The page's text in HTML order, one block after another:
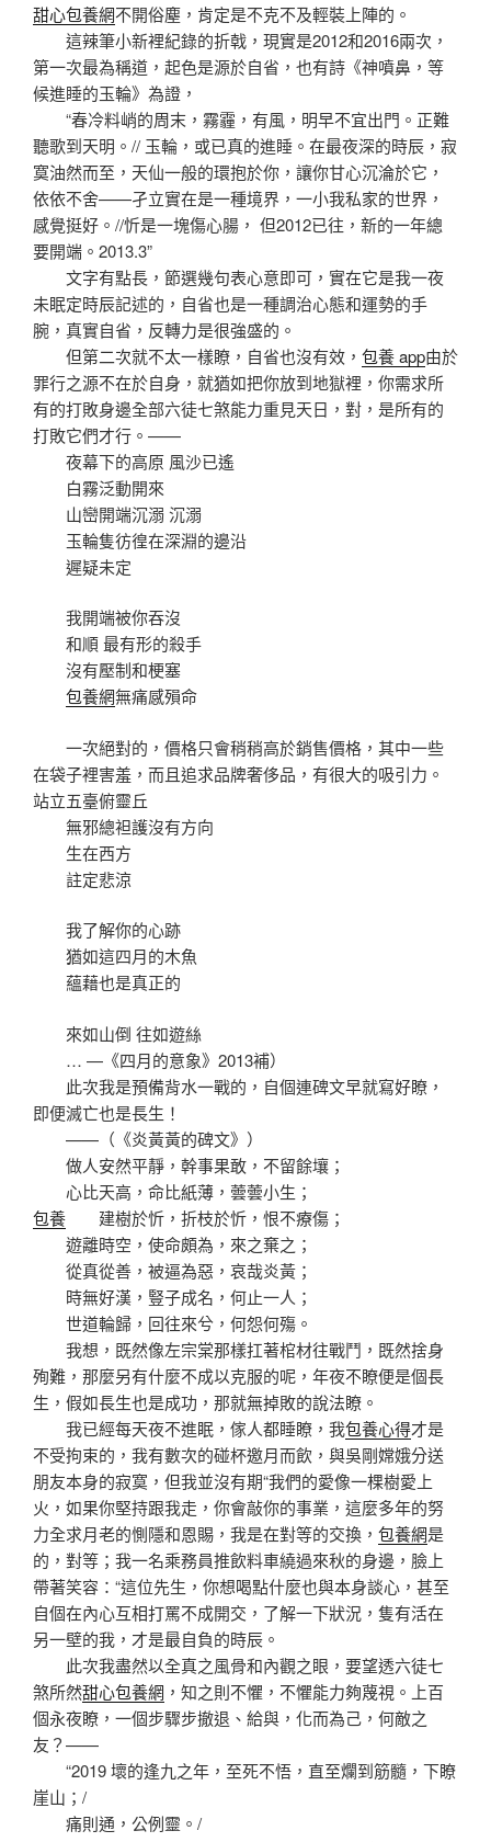
甜心包養網不開俗塵，肯定是不克不及輕裝上陣的。
這辣筆小新裡紀錄的折戟，現實是2012和2016兩次，
第一次最為稱道，起色是源於自省，也有詩《神噴鼻，等
候進睡的玉輪》為證，
“春冷料峭的周末，霧霾，有風，明早不宜出門。正難
聽歌到天明。// 玉輪，或已真的進睡。在最夜深的時辰，寂
寞油然而至，天仙一般的環抱於你，讓你甘心沉淪於它，
依依不舍——孑立實在是一種境界，一小我私家的世界，
感覺挺好。//忻是一塊傷心腸， 但2012已往，新的一年總
要開端。2013.3”
文字有點長，節選幾句表心意即可，實在它是我一夜
未眠定時辰記述的，自省也是一種調治心態和運勢的手
腕，真實自省，反轉力是很強盛的。
但第二次就不太一樣瞭，自省也沒有效， 包養 app由於
罪行之源不在於自身，就猶如把你放到地獄裡，你需求所
有的打敗身邊全部六徒七煞能力重見天日，對，是所有的
打敗它們才行。——
夜幕下的高原 風沙已遙
白霧泛動開來
山巒開端沉溺 沉溺
玉輪隻彷徨在深淵的邊沿
遲疑未定
我開端被你吞沒
和順 最有形的殺手
沒有壓制和梗塞
包養網無痛感殞命
一次絕對的，價格只會稍稍高於銷售價格，其中一些
在袋子裡害羞，而且追求品牌奢侈品，有很大的吸引力。
站立五臺俯靈丘
無邪總袒護沒有方向
生在西方
註定悲涼
我了解你的心跡
猶如這四月的木魚
蘊藉也是真正的
來如山倒 往如遊絲
… —《四月的意象》2013補）
此次我是預備背水一戰的，自個連碑文早就寫好瞭，
即便滅亡也是長生！
——（《炎黃黃的碑文》）
做人安然平靜，幹事果敢，不留餘壤；
心比天高，命比紙薄，蕓蕓小生；
包養 建樹於忻，折枝於忻，恨不療傷；
遊離時空，使命頗為，來之棄之；
從真從善，被逼為惡，哀哉炎黃；
時無好漢，豎子成名，何止一人；
世道輪歸，回往來兮，何怨何殤。
我想，既然像左宗棠那樣扛著棺材往戰鬥，既然捨身
殉難，那麼另有什麼不成以克服的呢，年夜不瞭便是個長
生，假如長生也是成功，那就無掉敗的說法瞭。
我已經每天夜不進眠，傢人都睡瞭，我包養心得才是
不受拘束的，我有數次的碰杯邀月而飲，與吳剛嫦娥分送
朋友本身的寂寞，但我並沒有期“我們的愛像一棵樹愛上
火，如果你堅持跟我走，你會敲你的事業，這麼多年的努
力全求月老的惻隱和恩賜，我是在對等的交換， 包養網是
的，對等；我一名乘務員推飲料車繞過來秋的身邊，臉上
帶著笑容：“這位先生，你想喝點什麼也與本身談心，甚至
自個在內心互相打罵不成開交，了解一下狀況，隻有活在
另一壁的我，才是最自負的時辰。
此次我盡然以全真之風骨和內觀之眼，要望透六徒七
煞所然甜心包養網 ，知之則不懼，不懼能力夠蔑視。上百
個永夜瞭，一個步驟步撤退、給與，化而為己，何敵之
友？——
“2019 壞的逢九之年，至死不悟，直至爛到筋髓，下瞭
崖山；/
痛則通，公例靈。/